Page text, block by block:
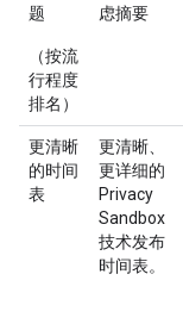
题
（按流
行程度
排名）
虑摘要
更清晰
的时间
表
更清晰、
更详细的
Privacy
Sandbox
技术发布
时间表。